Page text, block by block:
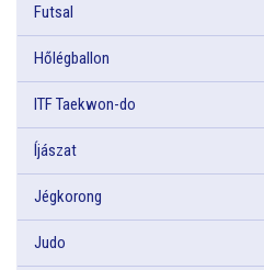
Futsal
Hőlégballon
ITF Taekwon-do
Íjászat
Jégkorong
Judo